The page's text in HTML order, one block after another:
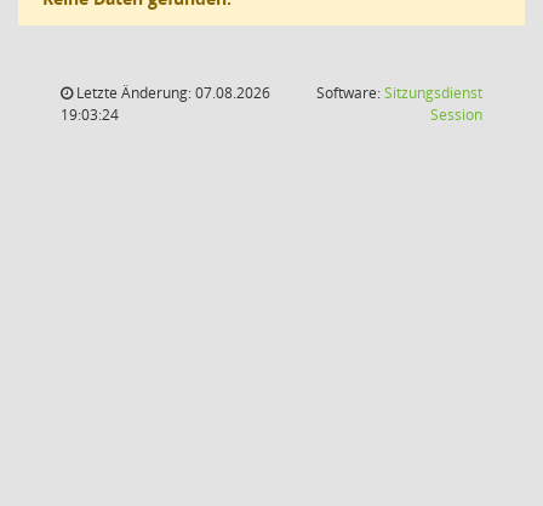
Letzte Änderung: 07.08.2026
19:03:24
Software:Sitzungsdienst
Session(Wird in